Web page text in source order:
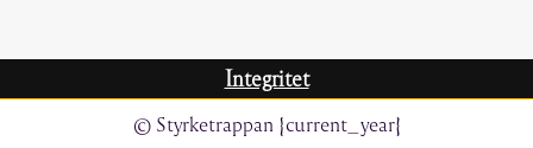
Integritet
© Styrketrappan {current_year}